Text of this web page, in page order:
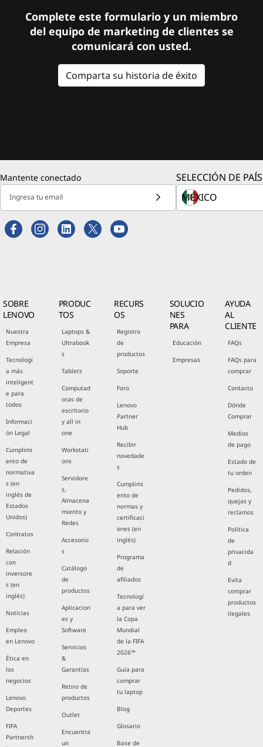
Complete este formulario y un miembro
del equipo de marketing de clientes se
comunicará con usted.
Comparta su historia de éxito
Mantente conectado
Ingresa tu email
SELECCIÓN DE PAÍS
SOBRE
LENOVO
Nuestra
Empresa
Tecnologí
a más
inteligent
e para
todos
Informaci
ón Legal
Cumplimi
ento de
normativa
s (en
inglés de
Estados
Unidos)
Contratos
Relación
con
inversore
s (en
inglés)
Noticias
Empleo
en Lenovo
Ética en
los
negocios
Lenovo
Deportes
FIFA
Partnersh
PRODUC
TOS
Laptops &
Ultrabook
s
Tablets
Computad
oras de
escritorio
y all in
one
Workstati
ons
Servidore
s,
Almacena
miento y
Redes
Accesorio
s
Catálogo
de
productos
Aplicacion
es y
Software
Servicios
&
Garantías
Retiro de
productos
Outlet
Encuentra
un
RECURS
OS
Registro
de
productos
Soporte
Foro
Lenovo
Partner
Hub
Recibir
novedade
s
Cumplimi
ento de
normas y
certificaci
ones (en
inglés)
Programa
de
afiliados
Tecnologí
a para ver
la Copa
Mundial
de la FIFA
2026™
Guía para
comprar
tu laptop
Blog
Glosario
Base de
SOLUCIO
NES
PARA
Educación
Empresas
AYUDA
AL
CLIENTE
FAQs
FAQs para
comprar
Contacto
Dónde
Comprar
Medios
de pago
Estado de
tu orden
Pedidos,
quejas y
reclamos
Política
de
privacida
d
Evita
comprar
productos
ilegales